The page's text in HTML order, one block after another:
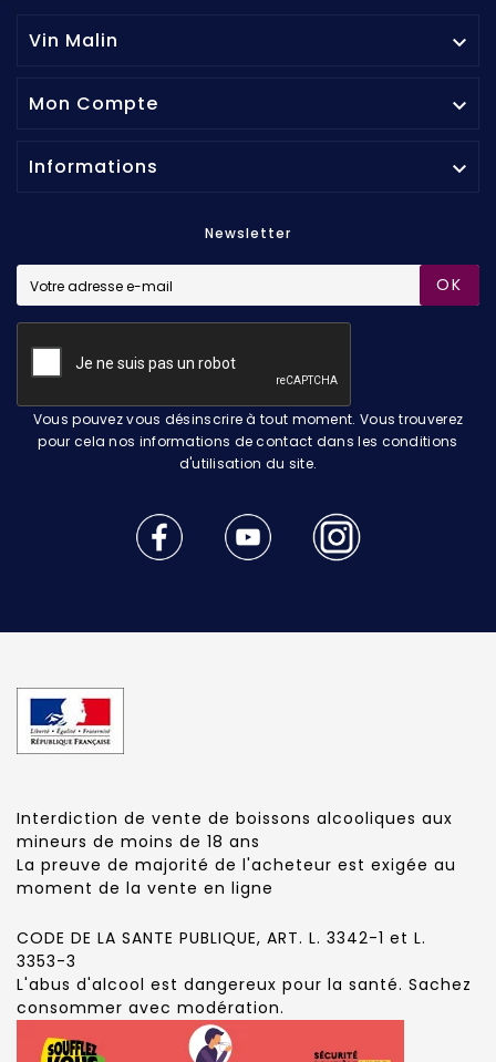
Vin Malin 
Mon Compte 
Informations 
Newsletter
OK
Vous pouvez vous désinscrire à tout moment. Vous trouverez
pour cela nos informations de contact dans les conditions
d'utilisation du site.
Interdiction de vente de boissons alcooliques aux
mineurs de moins de 18 ans
La preuve de majorité de l'acheteur est exigée au
moment de la vente en ligne
CODE DE LA SANTE PUBLIQUE, ART. L. 3342-1 et L.
3353-3
L'abus d'alcool est dangereux pour la santé. Sachez
consommer avec modération.